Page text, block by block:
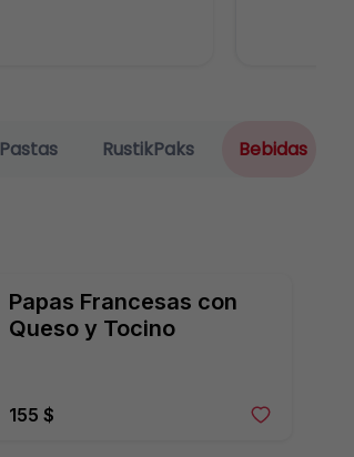
Pastas RustikPaks Bebidas
Papas Francesas con
Queso y Tocino
155 $